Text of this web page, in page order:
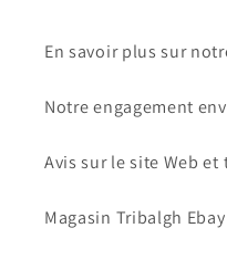
En savoir plus sur
Notre engagement
Avis sur le site Web et
Magasin Tribalgh